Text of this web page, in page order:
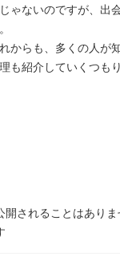
ゃないのですが、出
からも、多くの人が
も紹介していくつもり
されることはありま